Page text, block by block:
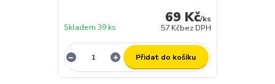
69 Kč/ks
57 Kčbez DPH
Skladem 39 ks
Přidat do košíku